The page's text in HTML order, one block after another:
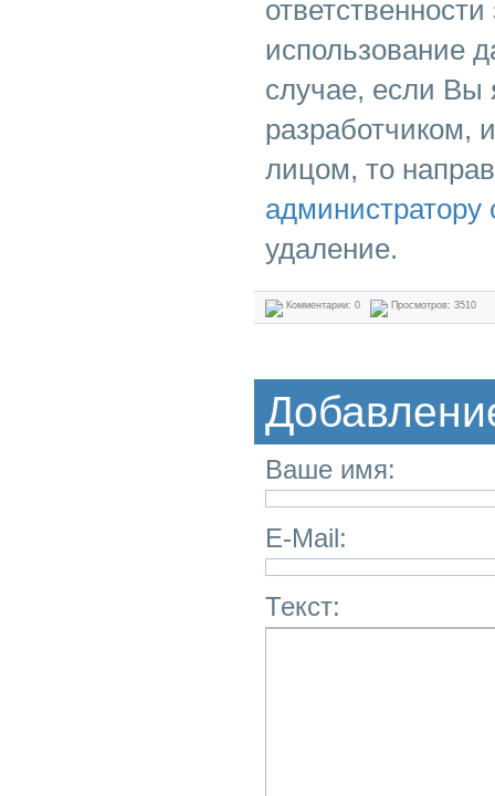
использование
случае, если Вы
разработчиком,
лицом, то
администратору
удаление.
Комментарии: 0 Просмотров: 3510
Ваше имя:
E-Mail:
Текст: